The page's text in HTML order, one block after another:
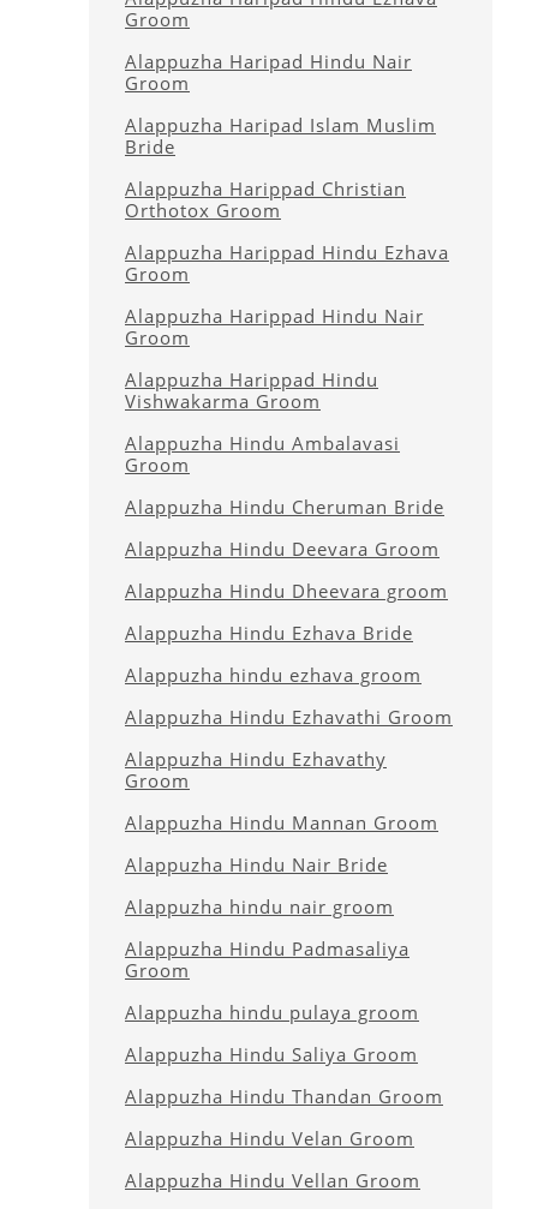
Groom
Alappuzha Haripad Hindu Nair
Groom
Alappuzha Haripad Islam Muslim
Bride
Alappuzha Harippad Christian
Orthotox Groom
Alappuzha Harippad Hindu Ezhava
Groom
Alappuzha Harippad Hindu Nair
Groom
Alappuzha Harippad Hindu
Vishwakarma Groom
Alappuzha Hindu Ambalavasi
Groom
Alappuzha Hindu Cheruman Bride
Alappuzha Hindu Deevara Groom
Alappuzha Hindu Dheevara groom
Alappuzha Hindu Ezhava Bride
Alappuzha hindu ezhava groom
Alappuzha Hindu Ezhavathi Groom
Alappuzha Hindu Ezhavathy
Groom
Alappuzha Hindu Mannan Groom
Alappuzha Hindu Nair Bride
Alappuzha hindu nair groom
Alappuzha Hindu Padmasaliya
Groom
Alappuzha hindu pulaya groom
Alappuzha Hindu Saliya Groom
Alappuzha Hindu Thandan Groom
Alappuzha Hindu Velan Groom
Alappuzha Hindu Vellan Groom